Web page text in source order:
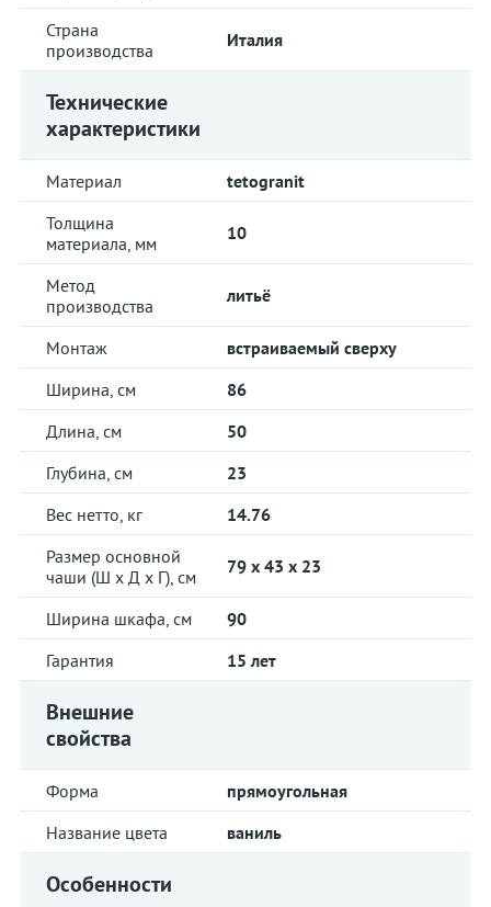
Страна
производства
Италия
Технические
характеристики
Материал
tetogranit
Толщина
материала, мм
10
Метод
производства
литьё
Монтаж
встраиваемый сверху
Ширина, см
86
Длина, см
50
Глубина, см
23
Вес нетто, кг
14.76
Размер основной
чаши (Ш х Д х Г), см
79 x 43 x 23
Ширина шкафа, см
90
Гарантия
15 лет
Внешние
свойства
Форма
прямоугольная
Название цвета
ваниль
Особенности